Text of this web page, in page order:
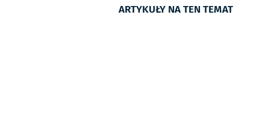
ARTYKUŁY NA TEN TEMAT